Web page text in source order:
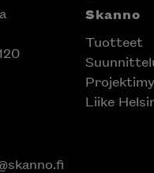
Skanno
Tuotteet
Liike
Inspiroidu italialaisen